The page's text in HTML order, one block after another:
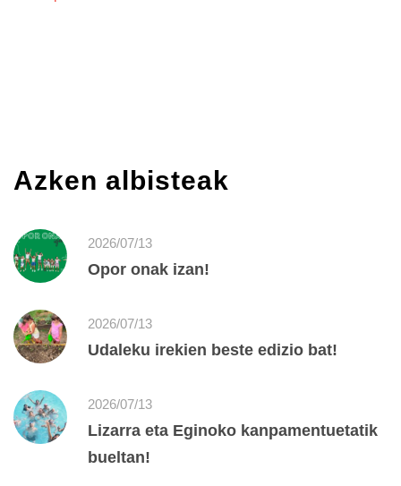
Azken albisteak
2026/07/13
Opor onak izan!
2026/07/13
Udaleku irekien beste edizio bat!
2026/07/13
Lizarra eta Eginoko kanpamentuetatik
bueltan!